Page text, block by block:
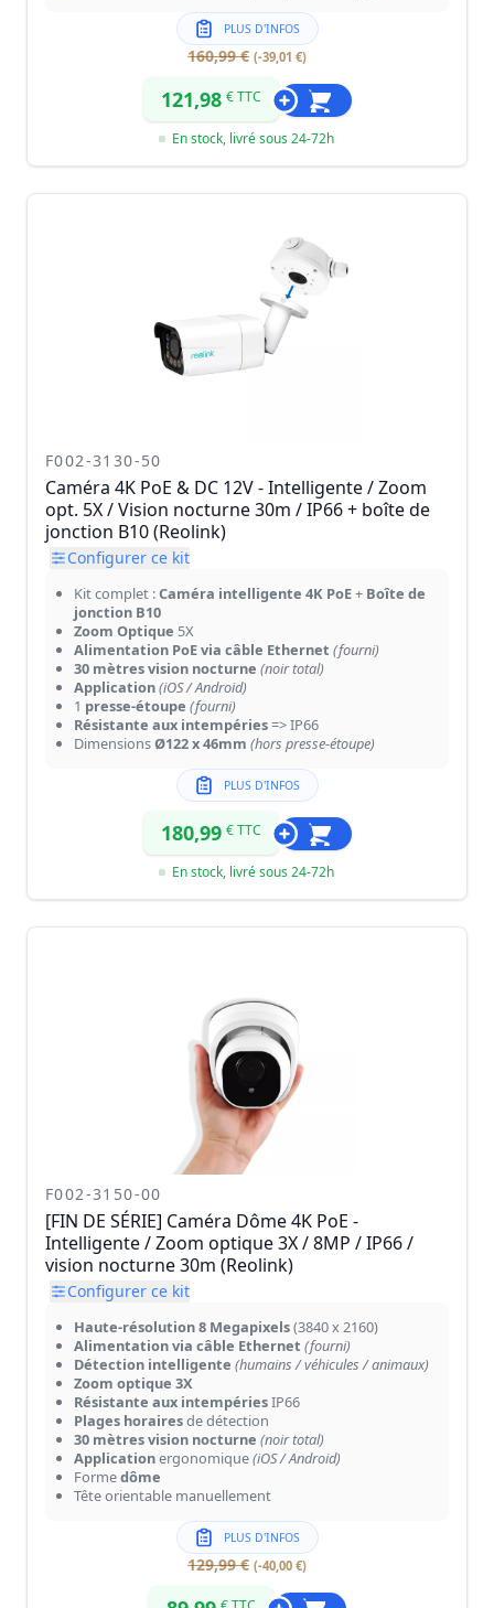
PLUS D'INFOS
160,99 € (-39,01 €)
121,98 € TTC
En stock, livré sous 24-72h
F002-3130-50
Caméra 4K PoE & DC 12V - Intelligente / Zoom
opt. 5X / Vision nocturne 30m / IP66 + boîte de
jonction B10 (Reolink)
Configurer ce kit
Kit complet :Caméra intelligente 4K PoE+ Boîte de
jonction B10
Zoom Optique 5X
Alimentation PoE via câble Ethernet (fourni)
30 mètres vision nocturne (noir total)
Application(iOS / Android)
1 presse-étoupe (fourni)
Résistante aux intempéries=> IP66
DimensionsØ122 x 46mm (hors presse-étoupe)
PLUS D'INFOS
180,99 € TTC
En stock, livré sous 24-72h
F002-3150-00
[FIN DE SÉRIE] Caméra Dôme 4K PoE -
Intelligente / Zoom optique 3X / 8MP / IP66 /
vision nocturne 30m (Reolink)
Configurer ce kit
Haute-résolution 8 Megapixels(3840 x 2160)
Alimentation via câble Ethernet (fourni)
Détection intelligente (humains / véhicules / animaux)
Zoom optique 3X
Résistante aux intempériesIP66
Plages horairesde détection
30 mètres vision nocturne (noir total)
Applicationergonomique(iOS / Android)
Formedôme
Tête orientable manuellement
PLUS D'INFOS
129,99 € (-40,00 €)